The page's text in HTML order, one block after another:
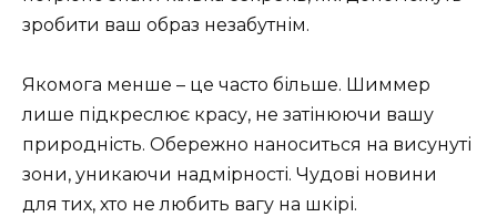
зробити ваш образ незабутнім.
Якомога менше – це часто більше. Шиммер
лише підкреслює красу, не затінюючи вашу
природність. Обережно наноситься на висунуті
зони, уникаючи надмірності. Чудові новини
для тих, хто не любить вагу на шкірі.